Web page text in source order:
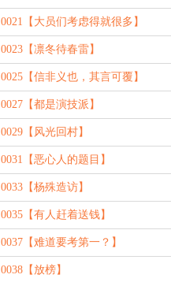
0021【大员们考虑得就很多】
0023【凛冬待春雷】
0025【信非义也，其言可覆】
0027【都是演技派】
0029【风光回村】
0031【恶心人的题目】
0033【杨殊造访】
0035【有人赶着送钱】
0037【难道要考第一？】
0038【放榜】